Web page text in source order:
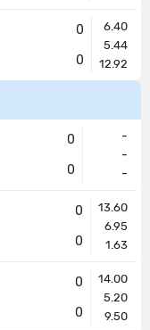
0
0
6.40
5.44
12.92
0
0
-
-
-
0
0
13.60
6.95
1.63
0
0
14.00
5.20
9.50